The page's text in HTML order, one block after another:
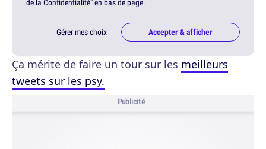
de la Confidentialité" en bas de page.
Gérer mes choix Accepter & afficher
Ça mérite de faire un tour sur les meilleurs
tweets sur les psy.
Publicité